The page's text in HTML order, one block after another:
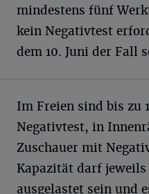
mindestens fünf
kein Negativtest
dem 10. Juni der Fall
Im Freien sind bis zu
Negativtest, in
Zuschauer mit
Kapazität darf jeweils
ausgelastet sein und